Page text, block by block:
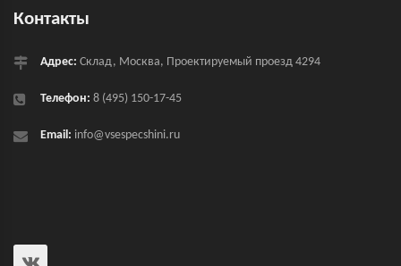
Контакты
Адрес: Склад, Москва, Проектируемый проезд 4294
Телефон: 8 (495) 150-17-45
Email: info@vsespecshini.ru